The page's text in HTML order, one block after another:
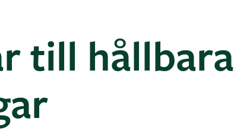
till hållbara